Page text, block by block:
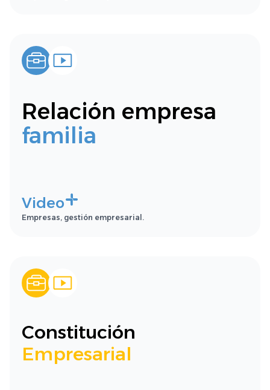
Relación empresa
familia
Video
Empresas, gestión empresarial.
Constitución
Empresarial